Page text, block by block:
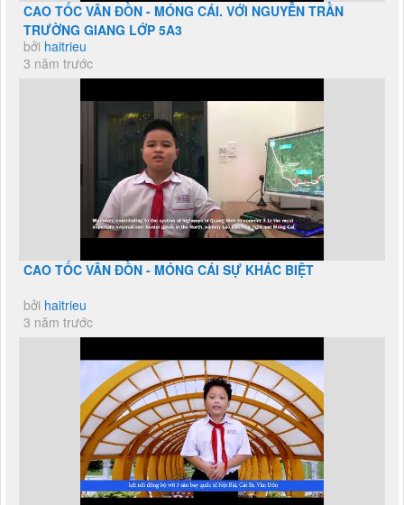
CAO TỐC VÂN ĐỒN - MÓNG CÁI. VỚI NGUYỄN TRẦN
TRƯỜNG GIANG LỚP 5A3
bởi haitrieu
3 năm trước
CAO TỐC VÂN ĐỒN - MÓNG CÁI SỰ KHÁC BIỆT
bởi haitrieu
3 năm trước